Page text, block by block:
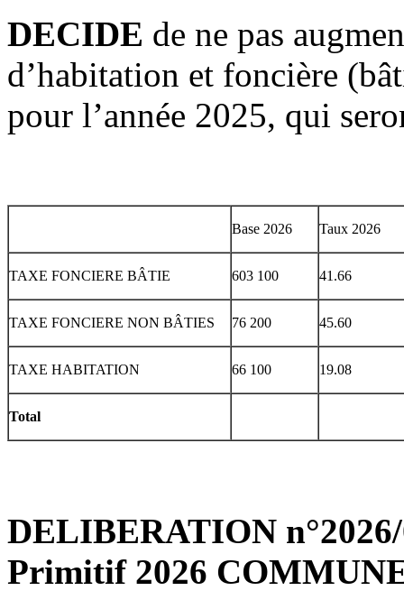
DECIDE de ne pas
d’habitation et foncière
pour l’année 2025, qui
Base 2026 Taux 2026
TAXE FONCIERE BÂTIE 603 100 41.66
TAXE FONCIERE NON BÂTIES 76 200 45.60
TAXE HABITATION 66 100 19.08
Total
DELIBERATION
Primitif 2026